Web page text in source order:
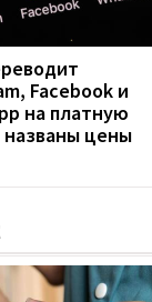
Facebook и
на платную
названы цены